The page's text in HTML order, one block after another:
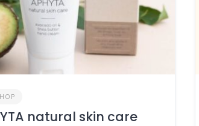
natural skin care